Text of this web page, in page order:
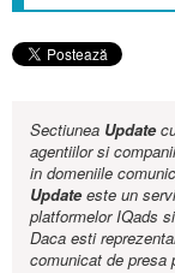
Sectiunea Update
agentiilor si
in domeniile
Updateeste un
platformelor IQads
Daca esti
comunicat de